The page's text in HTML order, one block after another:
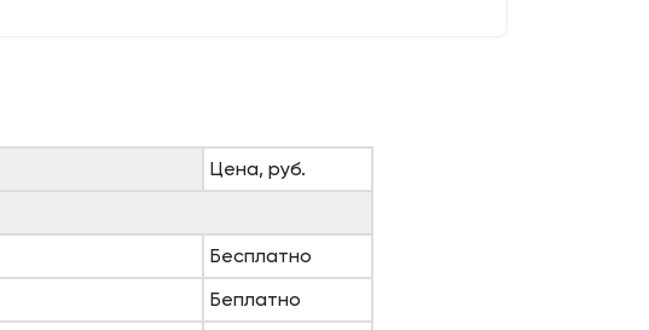
Цена, руб.
Бесплатно
Беплатно